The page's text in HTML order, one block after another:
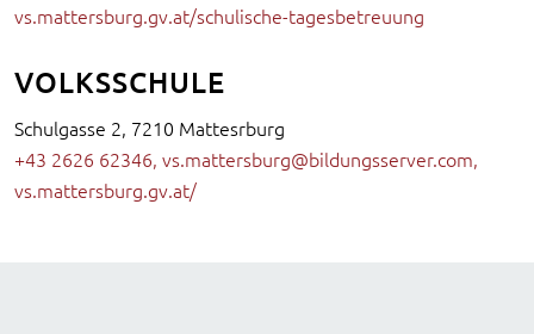
vs.mattersburg.gv.at/schulische-tagesbetreuung
VOLKSSCHULE
Schulgasse 2, 7210 Mattesrburg
+43 2626 62346, vs.mattersburg@bildungsserver.com,
vs.mattersburg.gv.at/